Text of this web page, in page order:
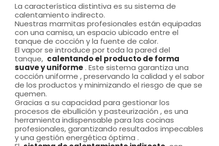
La característica distintiva es su sistema de
calentamiento indirecto.
Nuestras marmitas profesionales están equipadas
con una camisa, un espacio ubicado entre el
tanque de cocción y la fuente de calor.
El vapor se introduce por toda la pared del
tanque, calentando el producto de forma
suave y uniforme . Este sistema garantiza una
cocción uniforme , preservando la calidad y el sabor
de los productos y minimizando el riesgo de que se
quemen.
Gracias a su capacidad para gestionar los
procesos de ebullición y pasteurización , es una
herramienta indispensable para las cocinas
profesionales, garantizando resultados impecables
y una gestión energética óptima .